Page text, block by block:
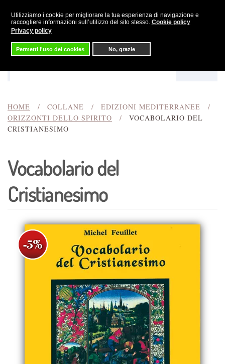
Utilizziamo i cookie per migliorare la tua esperienza di navigazione e
raccogliere informazioni sull’utilizzo del sito stesso. Cookie policy
Privacy policy
Permetti l'uso dei cookies No, grazie
Skip to main content
HOME COLLANE
EDIZIONI MEDITERRANEE
ORIZZONTI DELLO SPIRITO
VOCABOLARIO DEL
CRISTIANESIMO
Vocabolario del
Cristianesimo